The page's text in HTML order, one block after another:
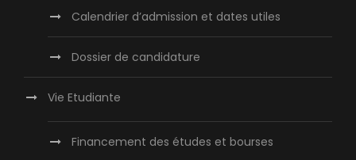
Calendrier d’admission et dates utiles
Dossier de candidature
Vie Etudiante
Financement des études et bourses